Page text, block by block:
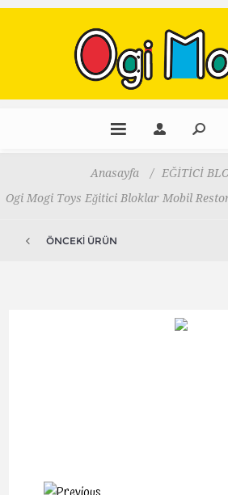
Anasayfa / EĞİTİCİ
Ogi Mogi Toys Eğitici Bloklar Mobil
ÖNCEKI ÜRÜN